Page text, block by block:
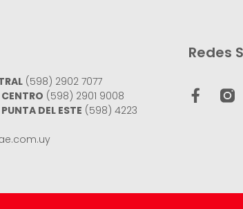
(598) 2902 7077
(598) 2901 9008
DEL ESTE (598) 4223
Redes